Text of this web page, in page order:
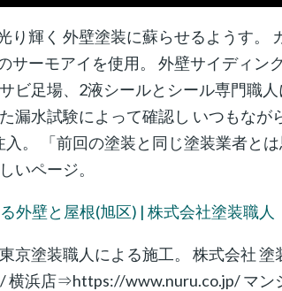
り輝く 外壁塗装に蘇らせるようす。
サーモアイを使用。 外壁サイディン
ビ足場、2液シールとシール専門職
漏水試験によって確認し いつもなが
。 「前回の塗装と同じ塗装業者と
いページ。
外壁と屋根(旭区) | 株式会社塗装職人
京塗装職人による施工。 株式会社 塗
浜店⇒https://www.nuru.co.jp/ マン